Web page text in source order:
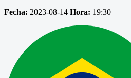
Fecha: 2023-08-14 Hora: 19:30